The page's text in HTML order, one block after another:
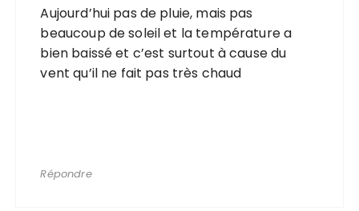
Aujourd’hui pas de pluie, mais pas
beaucoup de soleil et la température a
bien baissé et c’est surtout à cause du
vent qu’il ne fait pas très chaud
Répondre